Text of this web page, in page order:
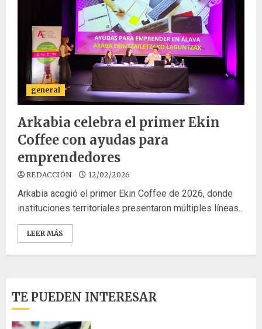
general
Arkabia celebra el primer Ekin
Coffee con ayudas para
emprendedores
REDACCIÓN 12/02/2026
Arkabia acogió el primer Ekin Coffee de 2026, donde
instituciones territoriales presentaron múltiples líneas...
LEER MÁS
TE PUEDEN INTERESAR